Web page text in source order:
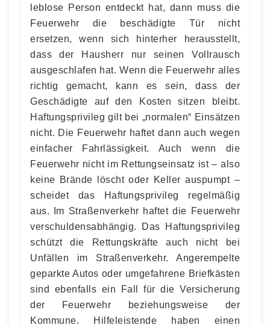
leblose Person entdeckt hat, dann muss die
Feuerwehr die beschädigte Tür nicht
ersetzen, wenn sich hinterher herausstellt,
dass der Hausherr nur seinen Vollrausch
ausgeschlafen hat. Wenn die Feuerwehr alles
richtig gemacht, kann es sein, dass der
Geschädigte auf den Kosten sitzen bleibt.
Haftungsprivileg gilt bei „normalen“ Einsätzen
nicht. Die Feuerwehr haftet dann auch wegen
einfacher Fahrlässigkeit. Auch wenn die
Feuerwehr nicht im Rettungseinsatz ist – also
keine Brände löscht oder Keller auspumpt –
scheidet das Haftungsprivileg regelmäßig
aus. Im Straßenverkehr haftet die Feuerwehr
verschuldensabhängig. Das Haftungsprivileg
schützt die Rettungskräfte auch nicht bei
Unfällen im Straßenverkehr. Angerempelte
geparkte Autos oder umgefahrene Briefkästen
sind ebenfalls ein Fall für die Versicherung
der Feuerwehr beziehungsweise der
Kommune. Hilfeleistende haben einen